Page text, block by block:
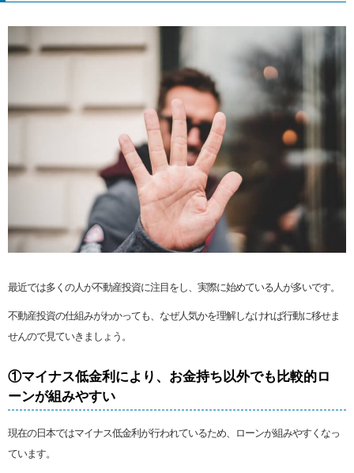
最近では多くの人が不動産投資に注目をし、実際に始めている人が多いです。
不動産投資の仕組みがわかっても、なぜ人気かを理解しなければ行動に移せま
せんので見ていきましょう。
①マイナス低金利により、お金持ち以外でも比較的ロ
ーンが組みやすい
現在の日本ではマイナス低金利が行われているため、ローンが組みやすくなっ
ています。